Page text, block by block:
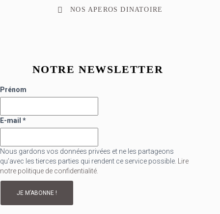
NOS APEROS DINATOIRE
NOTRE NEWSLETTER
Prénom
E-mail *
Nous gardons vos données privées et ne les partageons
qu’avec les tierces parties qui rendent ce service possible.
Lire
notre politique de confidentialité.